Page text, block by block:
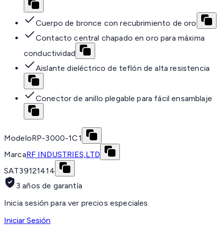
Cuerpo de bronce con recubrimiento de oro
Contacto central chapado en oro para máxima
conductividad
Aislante dieléctrico de teflón de alta resistencia
Conector de anillo plegable para fácil ensamblaje
ModeloRP-3000-1C1
MarcaRF INDUSTRIES,LTD
SAT39121414
3 años de garantía
Inicia sesión para ver precios especiales
Iniciar Sesión